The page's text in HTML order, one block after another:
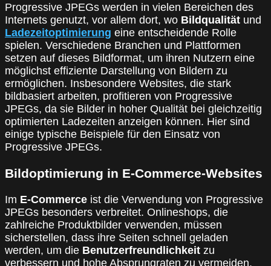
Progressive JPEGs werden in vielen Bereichen des
Internets genutzt, vor allem dort, wo Bildqualität und
Ladezeitoptimierung eine entscheidende Rolle
spielen. Verschiedene Branchen und Plattformen
setzen auf dieses Bildformat, um ihren Nutzern eine
möglichst effiziente Darstellung von Bildern zu
ermöglichen. Insbesondere Websites, die stark
bildbasiert arbeiten, profitieren von Progressive
JPEGs, da sie Bilder in hoher Qualität bei gleichzeitig
optimierten Ladezeiten anzeigen können. Hier sind
einige typische Beispiele für den Einsatz von
Progressive JPEGs.
Bildoptimierung in E-Commerce-Websites
Im E-Commerce ist die Verwendung von Progressive
JPEGs besonders verbreitet. Onlineshops, die
zahlreiche Produktbilder verwenden, müssen
sicherstellen, dass ihre Seiten schnell geladen
werden, um die Benutzerfreundlichkeit zu
verbessern und hohe Absprungraten zu vermeiden.